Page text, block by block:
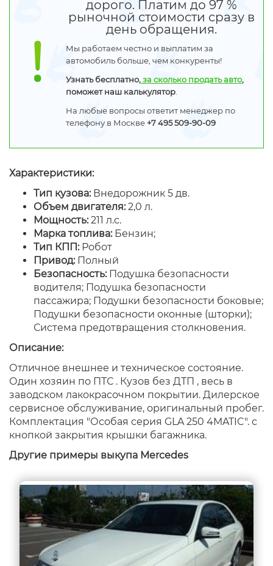
дорого. Платим до 97 %
рыночной стоимости сразу в
день обращения.
Мы работаем честно и выплатим за
автомобиль больше, чем конкуренты!
Узнать бесплатно,за сколько продать авто,
поможет наш калькулятор
На любые вопросы ответит менеджер по
телефону в Москве +7 495 509-90-09
Характеристики:
Тип кузова:Внедорожник 5 дв.
Объем двигателя:2,0 л.
Мощность:211 л.с.
Марка топлива:Бензин;
Тип КПП:Робот
Привод:Полный
Безопасность:Подушка безопасности
водителя; Подушка безопасности
пассажира; Подушки безопасности боковые;
Подушки безопасности оконные (шторки);
Система предотвращения столкновения.
Описание:
Отличное внешнее и техническое состояние.
Один хозяин по ПТС . Кузов без ДТП , весь в
заводском лакокрасочном покрытии. Дилерское
сервисное обслуживание, оригинальный пробег.
Комплектация "Особая серия GLA 250 4MATIC". с
кнопкой закрытия крышки багажника.
Другие примеры выкупа Mercedes